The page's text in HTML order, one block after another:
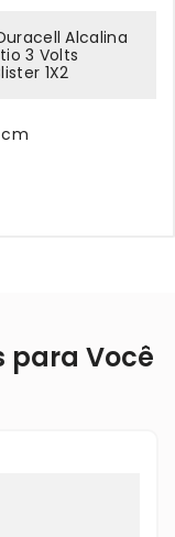
Alcalina
3 Volts
1X2
cm
para Você